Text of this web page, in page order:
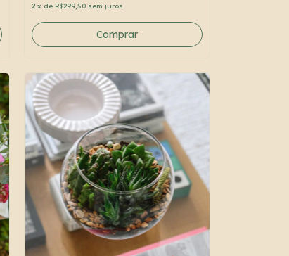
2 x de R$299,50 sem juros